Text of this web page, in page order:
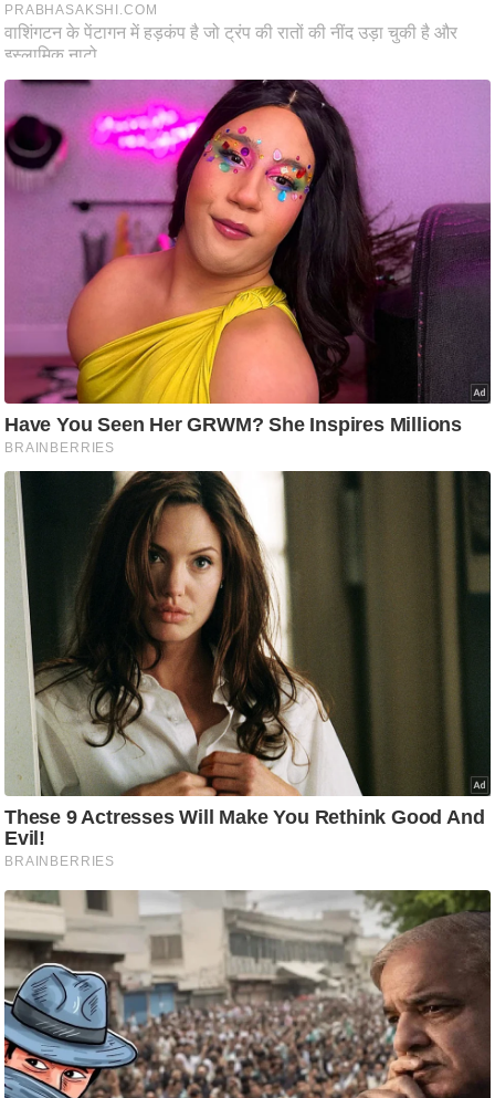
भ
ए
म
र
र
स
मी
र्म
ज्यो
ति
ष
प्र
भु
म
हि
मा
/
ध
स्थ
ल
व्र
त
त्यो
हा
र